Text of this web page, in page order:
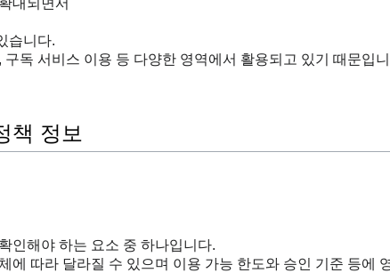
습니다.
독 서비스 이용 등 다양한 영역에서 활용되고 있기 때문입
책 정보
인해야 하는 요소 중 하나입니다.
에 따라 달라질 수 있으며 이용 가능 한도와 승인 기준 등에